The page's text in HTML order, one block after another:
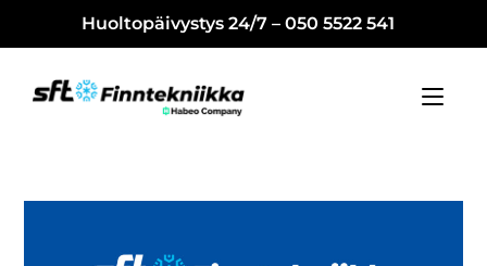
Huoltopäivystys 24/7 – 050 5522 541